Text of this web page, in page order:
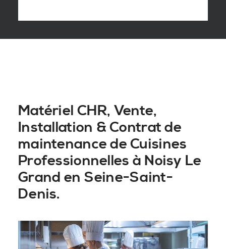
Matériel CHR, Vente,
Installation & Contrat de
maintenance de Cuisines
Professionnelles à Noisy Le
Grand en Seine-Saint-
Denis.